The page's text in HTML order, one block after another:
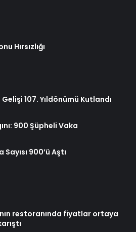
Hırsızlığı
107. Yıldönümü Kutlandı
900 Şüpheli Vaka
900’ü Aştı
restoranında fiyatlar ortaya